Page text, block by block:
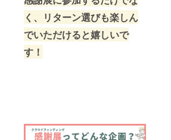
く、リターン選びも楽しん
でいただけると嬉しいで
す！